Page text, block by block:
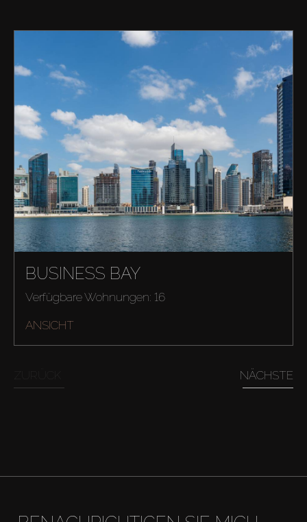
BUSINESS BAY
Verfügbare Wohnungen: 16
ANSICHT
NÄCHSTE